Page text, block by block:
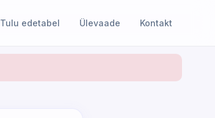
Tulu edetabel Ülevaade Kontakt